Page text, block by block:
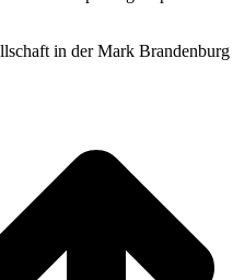
in der Mark